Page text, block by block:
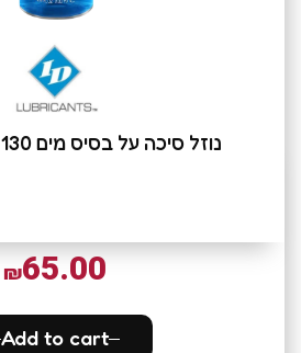
נוזל סיכה על בסיס מים 130 מ"ל ID Glide
₪65.00
Add to cart